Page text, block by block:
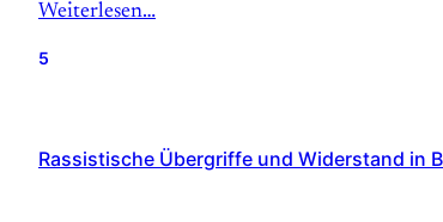
Weiterlesen…
5
Rassistische Übergriffe und Widerstand in